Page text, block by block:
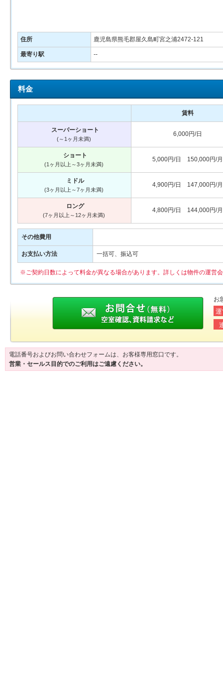
住所 鹿児島県熊毛郡屋久島町宮之浦2472-121
最寄り駅 --
料金
賃料
スーパーショート
(～1ヶ月未満)
6,000円/日
ショート
(1ヶ月以上～3ヶ月未満)
5,000円/日 150,000円/月
ミドル
(3ヶ月以上～7ヶ月未満)
4,900円/日 147,000円/月
ロング
(7ヶ月以上～12ヶ月未満)
4,800円/日 144,000円/月
その他費用
お支払い方法 一括可、振込可
※ご契約日数によって料金が異なる場合があります。詳しくは物件の運営
お
電話番号およびお問い合わせフォームは、お客様専用窓口です。
営業・セールス目的でのご利用はご遠慮ください。